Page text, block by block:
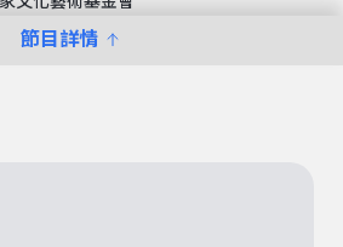
節目詳情